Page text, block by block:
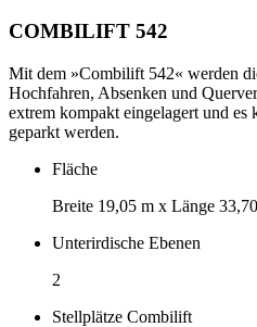
COMBILIFT 542
Mit dem »Combilift 542« werden
Hochfahren, Absenken und
extrem kompakt eingelagert und es
geparkt werden.
Fläche
Breite 19,05 m x Länge
Unterirdische Ebenen
2
Stellplätze Combilift